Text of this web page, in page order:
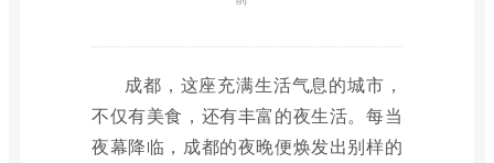
成都，这座充满生活气息的城市，
不仅有美食，还有丰富的夜生活。每当
夜幕降临，成都的夜晚便焕发出别样的